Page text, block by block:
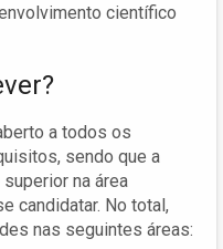
científico
a todos os
sendo que a
na área
candidatar. No total,
nas seguintes áreas: